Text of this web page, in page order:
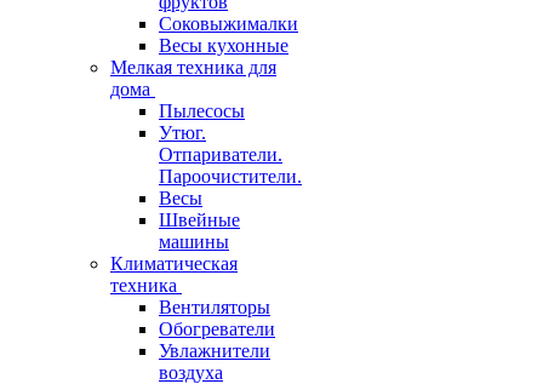
Соковыжималки
Весы кухонные
Мелкая техника для
дома
Пылесосы
Утюг.
Отпариватели.
Пароочистители.
Весы
Швейные
машины
Климатическая
техника
Вентиляторы
Обогреватели
Увлажнители
воздуха